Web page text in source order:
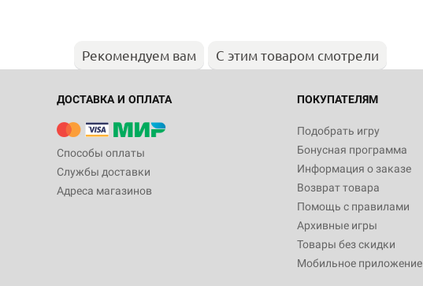
Рекомендуем вам С этим товаром смотрели
ДОСТАВКА И ОПЛАТА
Способы оплаты
Службы доставки
Адреса магазинов
ПОКУПАТЕЛЯМ
Подобрать игру
Бонусная программа
Информация о заказе
Возврат товара
Помощь с правилами
Архивные игры
Товары без скидки
Мобильное приложение